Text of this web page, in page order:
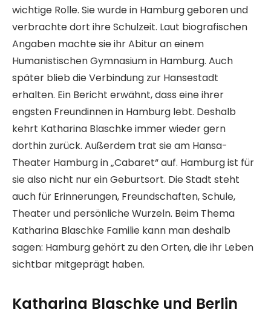
wichtige Rolle. Sie wurde in Hamburg geboren und
verbrachte dort ihre Schulzeit. Laut biografischen
Angaben machte sie ihr Abitur an einem
Humanistischen Gymnasium in Hamburg. Auch
später blieb die Verbindung zur Hansestadt
erhalten. Ein Bericht erwähnt, dass eine ihrer
engsten Freundinnen in Hamburg lebt. Deshalb
kehrt Katharina Blaschke immer wieder gern
dorthin zurück. Außerdem trat sie am Hansa-
Theater Hamburg in „Cabaret“ auf. Hamburg ist für
sie also nicht nur ein Geburtsort. Die Stadt steht
auch für Erinnerungen, Freundschaften, Schule,
Theater und persönliche Wurzeln. Beim Thema
Katharina Blaschke Familie kann man deshalb
sagen: Hamburg gehört zu den Orten, die ihr Leben
sichtbar mitgeprägt haben.
Katharina Blaschke und Berlin